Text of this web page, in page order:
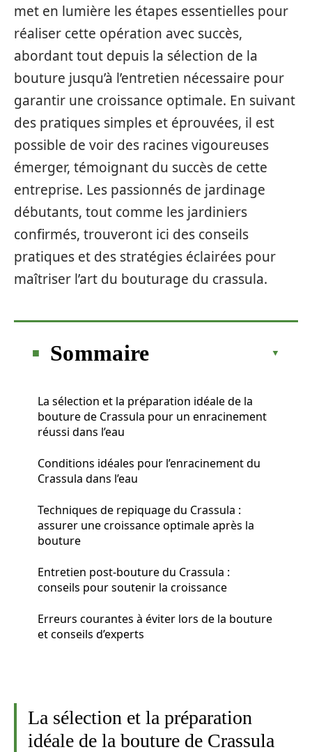
met en lumière les étapes essentielles pour
réaliser cette opération avec succès,
abordant tout depuis la sélection de la
bouture jusqu’à l’entretien nécessaire pour
garantir une croissance optimale. En suivant
des pratiques simples et éprouvées, il est
possible de voir des racines vigoureuses
émerger, témoignant du succès de cette
entreprise. Les passionnés de jardinage
débutants, tout comme les jardiniers
confirmés, trouveront ici des conseils
pratiques et des stratégies éclairées pour
maîtriser l’art du bouturage du crassula.
Sommaire
La sélection et la préparation idéale de la
bouture de Crassula pour un enracinement
réussi dans l’eau
Conditions idéales pour l’enracinement du
Crassula dans l’eau
Techniques de repiquage du Crassula :
assurer une croissance optimale après la
bouture
Entretien post-bouture du Crassula :
conseils pour soutenir la croissance
Erreurs courantes à éviter lors de la bouture
et conseils d’experts
La sélection et la préparation
idéale de la bouture de Crassula